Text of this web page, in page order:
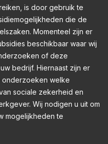
is door gebruik te
die de
Momenteel zijn er
beschikbaar waar wij
of deze
bedrijf. Hiernaast zijn er
welke
sociale zekerheid en
Wij nodigen u uit om
mogelijkheden te